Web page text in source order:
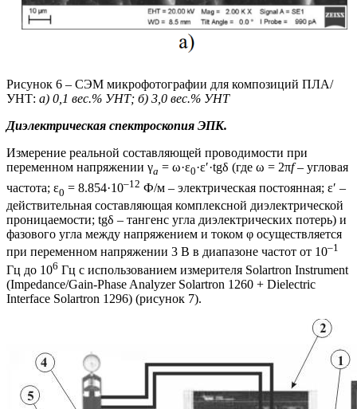
Рисунок 6 – СЭМ микрофотографии для композиций ПЛА/
УНТ: а) 0,1 вес.% УНТ; б) 3,0 вес.% УНТ
Диэлектрическая спектроскопия ЭПК.
Измерение реальной составляющей проводимости при
переменном напряжении γa = ω·ε0·ε′·tgδ (где ω = 2πf– угловая
частота; ε0 = 8.854·10–12 Ф/м – электрическая постоянная; ε′ –
действительная составляющая комплексной диэлектрической
проницаемости; tgδ – тангенс угла диэлектрических потерь) и
фазового угла между напряжением и током φ осуществляется
при переменном напряжении 3 В в диапазоне частот от 10–1
Гц до 106 Гц с использованием измерителя Solartron Instrument
(Impedance/Gain-Phase Analyzer Solartron 1260 + Dielectric
Interface Solartron 1296) (рисунок 7).